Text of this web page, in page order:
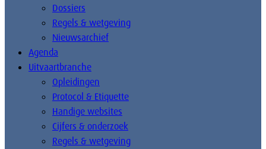
Dossiers
Regels & wetgeving
Nieuwsarchief
Agenda
Uitvaartbranche
Opleidingen
Protocol & Etiquette
Handige websites
Cijfers & onderzoek
Regels & wetgeving